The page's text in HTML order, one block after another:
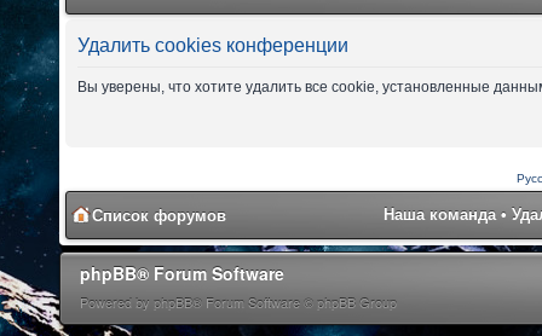
Удалить cookies конференции
Вы уверены, что хотите удалить все cookie, установленные
Список форумов Наша команда•
phpBB® Forum Software
Powered by phpBB® Forum Software © phpBB Group